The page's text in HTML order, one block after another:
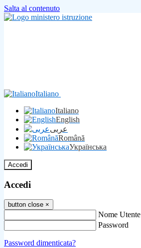
Salta al contenuto
Italiano
Italiano
English
عربى
Română
Українська
Accedi
Accedi
button close ×
Nome Utente
Password
Password dimenticata?